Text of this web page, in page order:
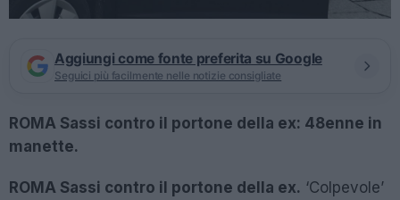
Aggiungi come fonte preferita su Google
Seguici più facilmente nelle notizie consigliate
ROMA Sassi contro il portone della ex: 48enne in
manette.
ROMA Sassi contro il portone della ex. ‘Colpevole’